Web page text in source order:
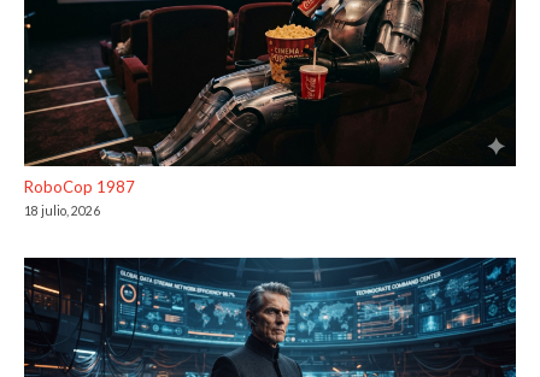
RoboCop 1987
18 julio, 2026